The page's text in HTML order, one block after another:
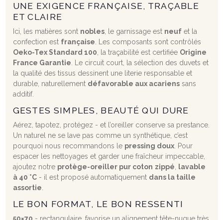
UNE EXIGENCE FRANÇAISE, TRAÇABLE
ET CLAIRE
Ici, les matières sont nobles, le garnissage est neufet la
confection est française . Les composants sont contrôlés
Oeko-Tex Standard 100 , la traçabilité est certifiée Origine
France Garantie . Le circuit court, la sélection des duvets et
la qualité des tissus dessinent une literie responsable et
durable, naturellement défavorable aux acarienssans
additif.
GESTES SIMPLES, BEAUTÉ QUI DURE
Aérez, tapotez, protégez - et l’oreiller conserve sa prestance.
Un naturel ne se lave pas comme un synthétique, c’est
pourquoi nous recommandons le pressing doux. Pour
espacer les nettoyages et garder une fraîcheur impeccable,
ajoutez notre protège-oreiller pur coton zippé
lavable
à 40 °C- il est proposé automatiquement dans la taille
assortie
LE BON FORMAT, LE BON RESSENTI